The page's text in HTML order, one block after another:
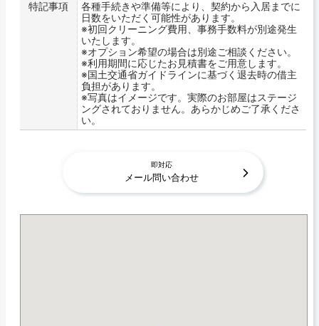
特記事項
各種手続きや準備等により、契約から入居までに
日数をいただく可能性があります。
※初回クリーニング費用、事務手数料が別途発生
いたします。
※オプション希望の場合は別途ご相談ください。
※利用期間に応じたお見積書をご用意します。
※国土交通省ガイドラインに基づく退去時の借主
負担があります。
※写真はイメージです。実際のお部屋はステージ
ングされておりません。あらかじめご了承くださ
い。
即対応
メール問い合わせ